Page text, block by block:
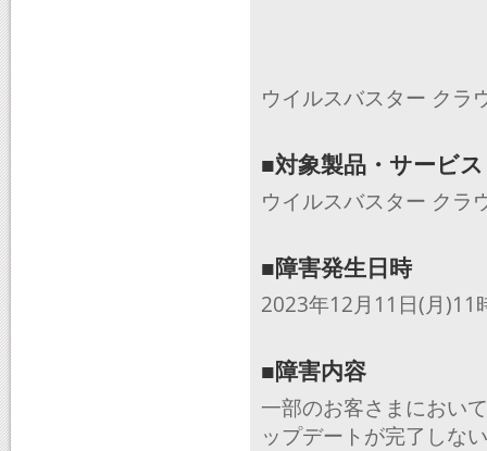
ウイルスバスター クラ
■対象製品・サービス
ウイルスバスター クラ
■障害発生日時
2023年12月11日(月)11
■障害内容
一部のお客さまにおい
ップデートが完了しな